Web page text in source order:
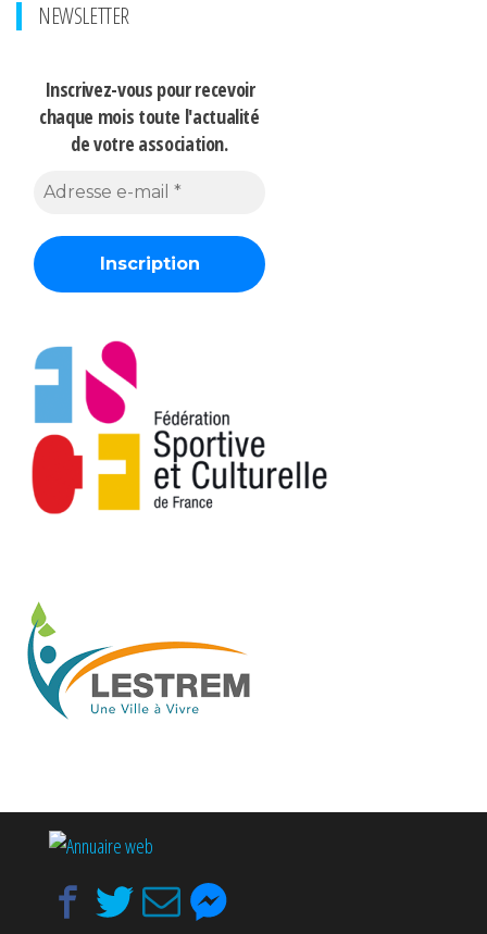
NEWSLETTER
Inscrivez-vous pour recevoir
chaque mois toute l'actualité
de votre association.